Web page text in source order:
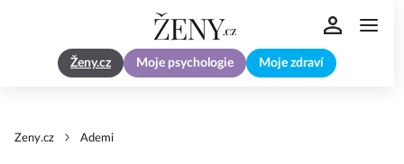
Ženy.cz Moje psychologie Moje zdraví
Zeny.cz Ademi